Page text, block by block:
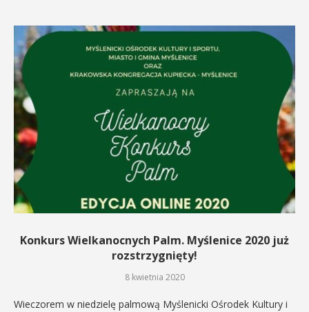
Konkurs Wielkanocnych Palm. Myślenice 2020 już
rozstrzygnięty!
8 kwietnia 2020
Wieczorem w niedzielę palmową Myślenicki Ośrodek Kultury i